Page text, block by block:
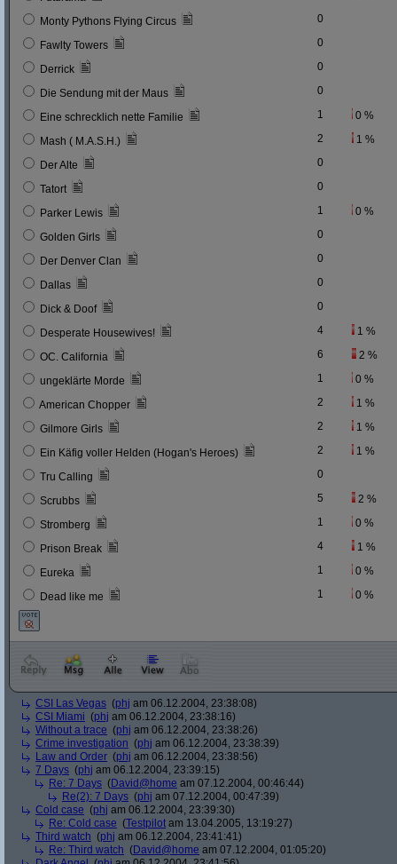
Monty Pythons Flying Circus 0
Fawlty Towers 0
Derrick 0
Die Sendung mit der Maus 0
Eine schrecklich nette Familie 1 0 %
Mash ( M.A.S.H.) 2 1 %
Der Alte 0
Tatort 0
Parker Lewis 1 0 %
Golden Girls 0
Der Denver Clan 0
Dallas 0
Dick & Doof 0
Desperate Housewives! 4 1 %
OC. California 6 2 %
ungeklärte Morde 1 0 %
American Chopper 2 1 %
Gilmore Girls 2 1 %
Ein Käfig voller Helden (Hogan's Heroes) 2 1 %
Tru Calling 0
Scrubbs 5 2 %
Stromberg 1 0 %
Prison Break 4 1 %
Eureka 1 0 %
Dead like me 1 0 %
CSI Las Vegas (phj am 06.12.2004, 23:38:08)
CSI Miami (phj am 06.12.2004, 23:38:16)
Without a trace (phj am 06.12.2004, 23:38:26)
Crime investigation (phj am 06.12.2004, 23:38:39)
Law and Order (phj am 06.12.2004, 23:38:56)
7 Days (phj am 06.12.2004, 23:39:15)
Re: 7 Days (David@home am 07.12.2004, 00:46:44)
Re(2): 7 Days (phj am 07.12.2004, 00:47:39)
Cold case (phj am 06.12.2004, 23:39:30)
Re: Cold case (Testpilot am 13.04.2005, 13:19:27)
Third watch (phj am 06.12.2004, 23:41:41)
Re: Third watch (David@home am 07.12.2004, 01:05:20)